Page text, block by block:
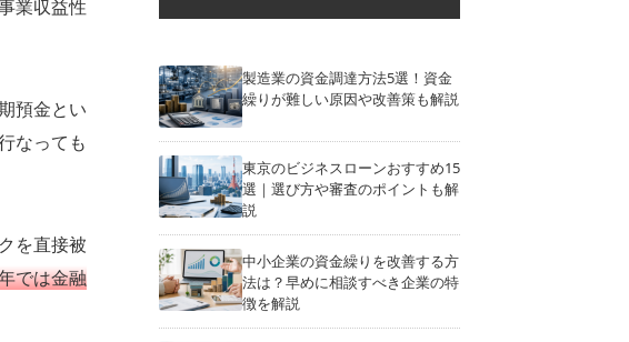
業収益性
預金とい
なっても
を直接被
では金融
製造業の資金調達方法5選！資金
繰りが難しい原因や改善策も解説
東京のビジネスローンおすすめ15
選｜選び方や審査のポイントも解
説
中小企業の資金繰りを改善する方
法は？早めに相談すべき企業の特
徴を解説